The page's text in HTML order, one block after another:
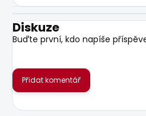
Diskuze
Buďte první, kdo napíše
Přidat komentář